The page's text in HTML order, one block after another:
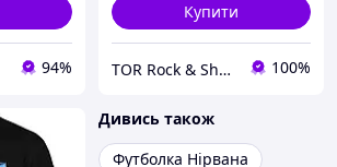
94%
Купити
TOR Rock & Shop 100%
Дивись також
Футболка Нірвана